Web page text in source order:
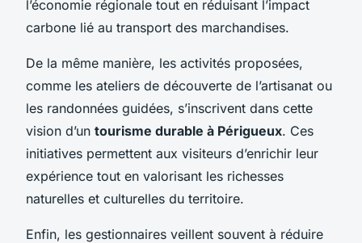
l’économie régionale tout en réduisant l’impact
carbone lié au transport des marchandises.
De la même manière, les activités proposées,
comme les ateliers de découverte de l’artisanat ou
les randonnées guidées, s’inscrivent dans cette
vision d’un tourisme durable à Périgueux. Ces
initiatives permettent aux visiteurs d’enrichir leur
expérience tout en valorisant les richesses
naturelles et culturelles du territoire.
Enfin, les gestionnaires veillent souvent à réduire